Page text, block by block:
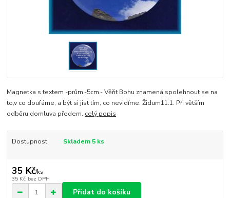
Magnetka s textem -prům.-5cm.- Věřit Bohu znamená spolehnout se na
to,v co doufáme, a být si jist tím, co nevidíme. Židum11.1. Při větším
odběru domluva předem. celý popis
Dostupnost Skladem 5 ks
35 Kč/ks
35 Kč bez DPH
Přidat do košíku